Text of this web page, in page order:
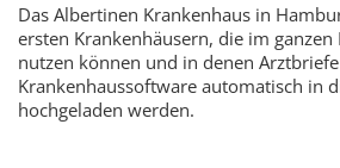
Das Albertinen Krankenhaus in
ersten Krankenhäusern, die im ganzen
nutzen können und in denen
Krankenhaussoftware automatisch in
hochgeladen werden.